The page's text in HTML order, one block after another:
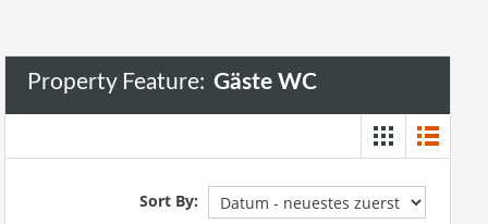
Property Feature: Gäste WC
Sort By: